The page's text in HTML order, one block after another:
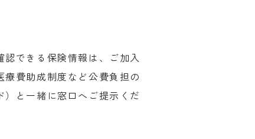
できる保険情報は、ご加入
費助成制度など公費負担の
と一緒に窓口へご提示くだ